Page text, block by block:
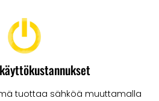
tuottaa sähköä muuttamalla